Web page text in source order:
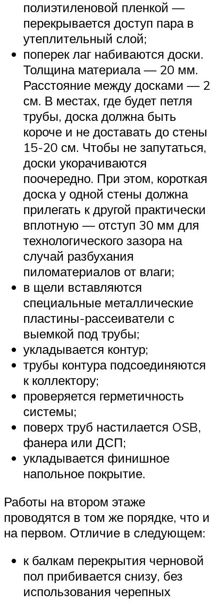
полиэтиленовой пленкой —
перекрывается доступ пара в
утеплительный слой;
поперек лаг набиваются доски.
Толщина материала — 20 мм.
Расстояние между досками — 2
см. В местах, где будет петля
трубы, доска должна быть
короче и не доставать до стены
15-20 см. Чтобы не запутаться,
доски укорачиваются
поочередно. При этом, короткая
доска у одной стены должна
прилегать к другой практически
вплотную — отступ 30 мм для
технологического зазора на
случай разбухания
пиломатериалов от влаги;
в щели вставляются
специальные металлические
пластины-рассеиватели с
выемкой под трубы;
укладывается контур;
трубы контура подсоединяются
к коллектору;
проверяется герметичность
системы;
поверх труб настилается OSB,
фанера или ДСП;
укладывается финишное
напольное покрытие.
Работы на втором этаже
проводятся в том же порядке, что и
на первом. Отличие в следующем:
к балкам перекрытия черновой
пол прибивается снизу, без
использования черепных